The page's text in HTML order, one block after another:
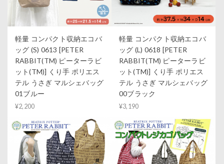
軽量 コンパクト収納エコバ
ッグ (S) 0613 [PETER
RABBIT(TM) ピーターラビ
ット(TM)] くり手 ポリエス
テル うさぎ マルシェバッグ
01ブルー
¥2,200
軽量 コンパクト収納エコバ
ッグ (L) 0618 [PETER
RABBIT(TM) ピーターラビ
ット(TM)] くり手 ポリエス
テル うさぎ マルシェバッグ
00ブラック
¥3,190